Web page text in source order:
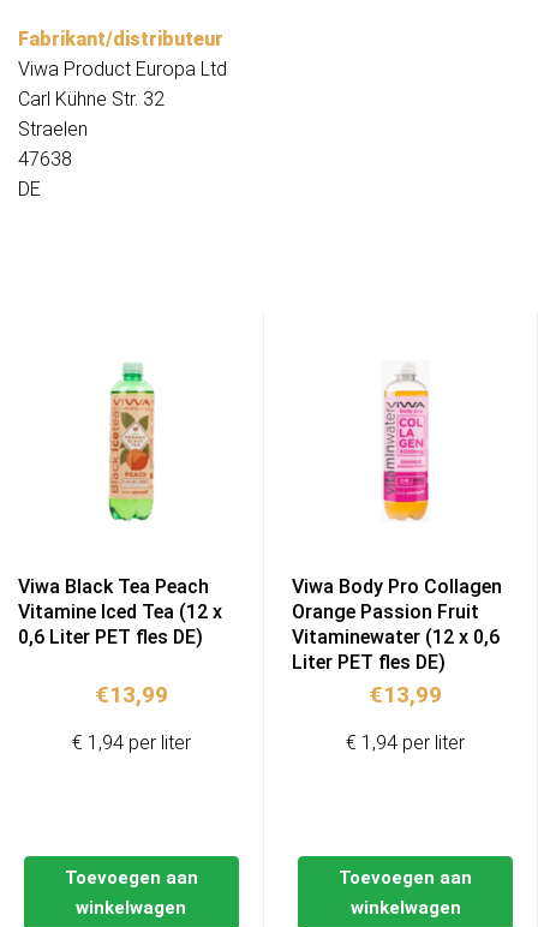
Fabrikant/distributeur
Viwa Product Europa Ltd
Carl Kühne Str. 32
Straelen
47638
DE
Viwa Black Tea Peach
Vitamine Iced Tea (12 x
0,6 Liter PET fles DE)
€13,99
Toevoegen aan
winkelwagen
€ 1,94 per liter
Viwa Body Pro Collagen
Orange Passion Fruit
Vitaminewater (12 x 0,6
Liter PET fles DE)
€13,99
Toevoegen aan
winkelwagen
€ 1,94 per liter